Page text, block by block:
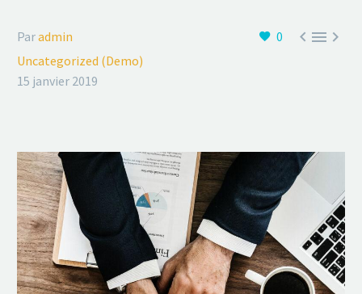
0 
Paradmin
Uncategorized (Demo)
15 janvier 2019